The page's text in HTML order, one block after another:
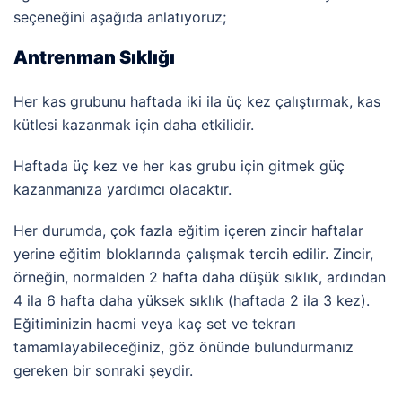
seçeneğini aşağıda anlatıyoruz;
Antrenman Sıklığı
Her kas grubunu haftada iki ila üç kez çalıştırmak, kas
kütlesi kazanmak için daha etkilidir.
Haftada üç kez ve her kas grubu için gitmek güç
kazanmanıza yardımcı olacaktır.
Her durumda, çok fazla eğitim içeren zincir haftalar
yerine eğitim bloklarında çalışmak tercih edilir. Zincir,
örneğin, normalden 2 hafta daha düşük sıklık, ardından
4 ila 6 hafta daha yüksek sıklık (haftada 2 ila 3 kez).
Eğitiminizin hacmi veya kaç set ve tekrarı
tamamlayabileceğiniz, göz önünde bulundurmanız
gereken bir sonraki şeydir.